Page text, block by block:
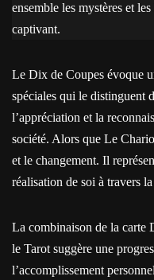
ensemble les mystères et
captivant.
Le Dix de Coupes évoque
spéciales qui le distinguent
l’appréciation et la
société. Alors que Le
et le changement. Il
réalisation de soi à travers
La combinaison de la carte
le Tarot suggère une
l’accomplissement